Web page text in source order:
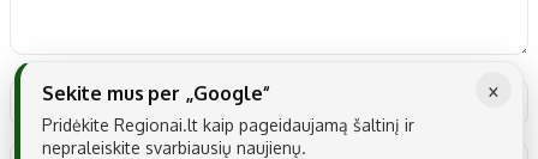
×
Sekite mus per „Google“
Pridėkite Regionai.lt kaip pageidaujamą šaltinį ir
nepraleiskite svarbiausių naujienų.